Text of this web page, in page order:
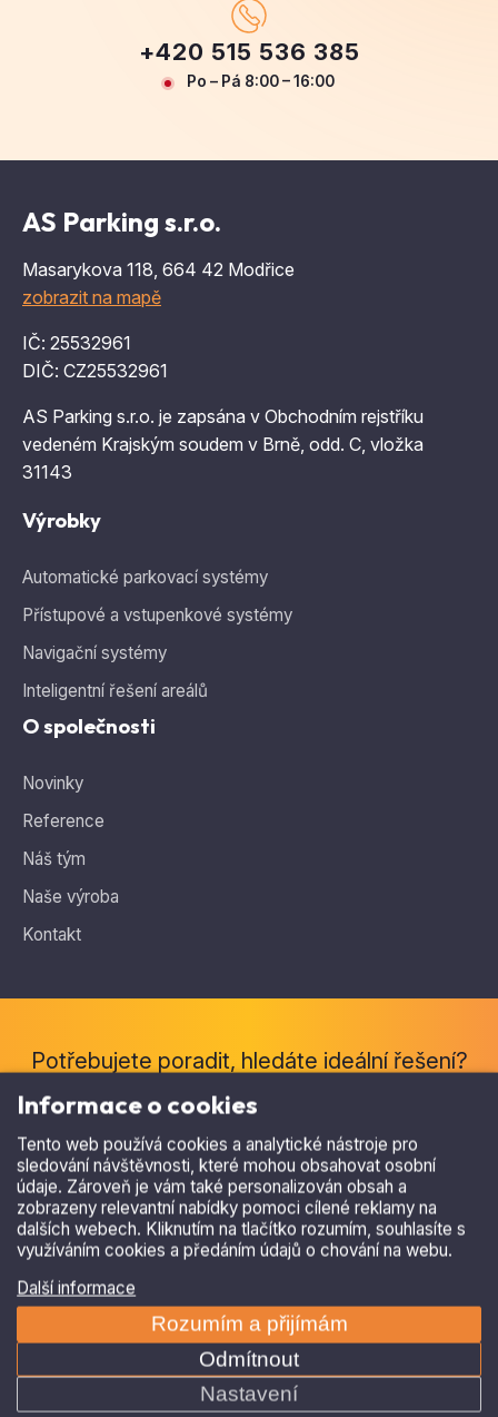
+420 515 536 385
Po – Pá 8:00 – 16:00
AS Parking s.r.o.
Masarykova 118, 664 42 Modřice
zobrazit na mapě
IČ: 25532961
DIČ: CZ25532961
AS Parking s.r.o. je zapsána v Obchodním rejstříku
vedeném Krajským soudem v Brně, odd. C, vložka
31143
Výrobky
Automatické parkovací systémy
Přístupové a vstupenkové systémy
Navigační systémy
Inteligentní řešení areálů
O společnosti
Novinky
Reference
Náš tým
Naše výroba
Kontakt
Potřebujete poradit, hledáte ideální řešení?
Ozvěte se nám
+420 515 536 385
asparking@asparking.cz
Copyright © 2026, AS Parking s.r.o.
Tento web používá cookies a analytické nástroje pro
sledování návštěvnosti, které mohou obsahovat osobní
údaje. Zároveň je vám také personalizován obsah a
zobrazeny relevantní nabídky pomoci cílené reklamy na
dalších webech. Kliknutím na tlačítko rozumím, souhlasíte s
využíváním cookies a předáním údajů o chování na webu.
Další informace
Rozumím a přijímám
Odmítnout
Nastavení